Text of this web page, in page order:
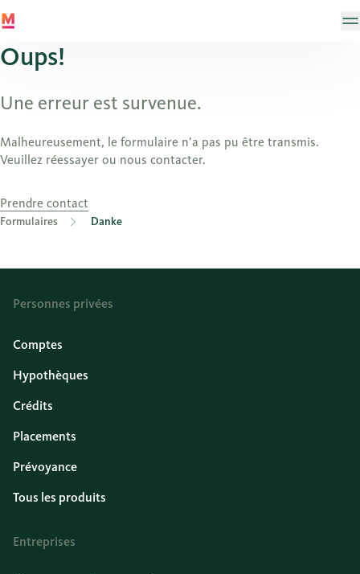
Oups!
Une erreur est survenue.
Malheureusement, le formulaire n’a pas pu être transmis.
Veuillez réessayer ou nous contacter.
Prendre contact
Formulaires Danke
Personnes privées
Comptes
Hypothèques
Crédits
Placements
Prévoyance
Tous les produits
Entreprises